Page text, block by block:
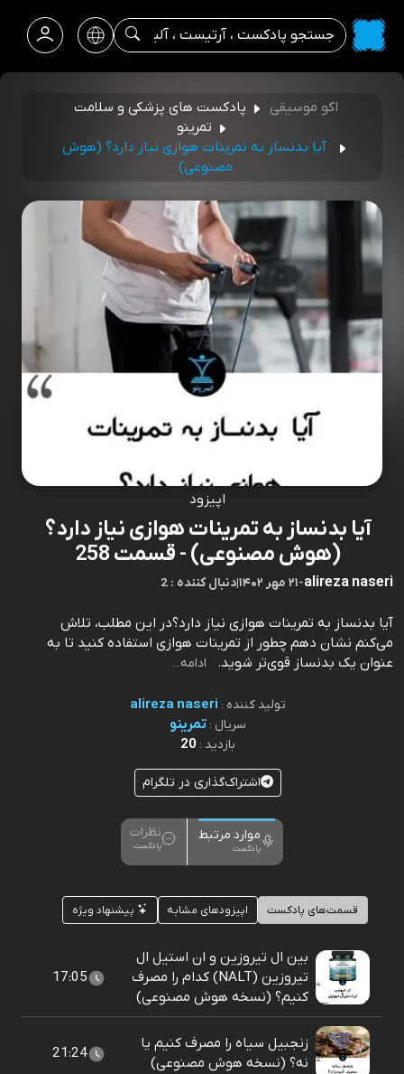
اکو موسیقی
پادکست های پزشکی و سلامت
تمرینو
آیا بدنساز به تمرینات هوازی نیاز دارد؟ (هوش
مصنوعی)
اپیزود
آیا بدنساز به تمرینات هوازی نیاز دارد؟
(هوش مصنوعی) - قسمت 258
alireza naseri
-۲۱ مهر ۱۴۰۲ |2 : دنبال کننده
آیا بدنساز به تمرینات هوازی نیاز دارد؟در این مطلب، تلاش
می‌کنم نشان دهم چطور از تمرینات هوازی استفاده کنید تا به
عنوان یک بدنساز قوی‌تر شوید.⁠⁠⁠⁠⁠⁠⁠⁠⁠⁠⁠⁠⁠⁠⁠⁠⁠⁠⁠⁠⁠⁠⁠⁠⁠⁠⁠⁠⁠⁠⁠⁠⁠⁠⁠⁠⁠⁠⁠⁠⁠⁠⁠⁠⁠⁠⁠⁠⁠⁠⁠⁠⁠⁠⁠⁠⁠⁠⁠⁠⁠⁠⁠⁠⁠⁠⁠⁠⁠⁠⁠⁠⁠⁠⁠⁠⁠⁠⁠⁠⁠⁠⁠⁠⁠⁠⁠⁠⁠⁠⁠⁠⁠⁠⁠⁠⁠⁠⁠⁠⁠⁠⁠⁠⁠⁠⁠⁠⁠⁠⁠⁠⁠⁠⁠⁠⁠⁠⁠⁠⁠⁠⁠⁠⁠⁠⁠⁠⁠⁠⁠⁠⁠⁠⁠⁠⁠⁠⁠
ادامه...
تولید کننده : alireza naseri
سریال :تمرینو
بازدید : 20
اشتراک‌گذاری در تلگرام
موارد مرتبط
پادکست
نظرات
پادکست
قسمت‌های پادکست اپیزودهای مشابه پیشنهاد ویژه
بین ال تیروزین و ان استیل ال
تیروزین (NALT) کدام را مصرف
کنیم؟ (نسخه هوش مصنوعی)
17:05
زنجبیل سیاه را مصرف کنیم یا
نه؟ (نسخه هوش مصنوعی)
21:24